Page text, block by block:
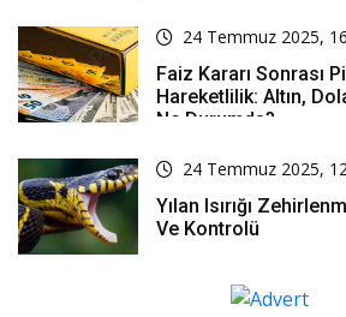
24 Temmuz 2025,
Faiz Kararı Sonrası
Hareketlilik: Altın,
Ne Durumda?
24 Temmuz 2025,
Yılan Isırığı
Ve Kontrolü